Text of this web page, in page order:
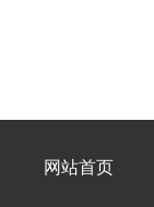
网站首页